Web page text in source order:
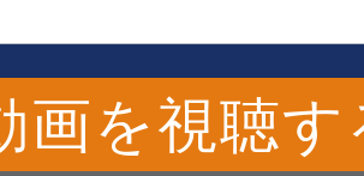
画を視聴す